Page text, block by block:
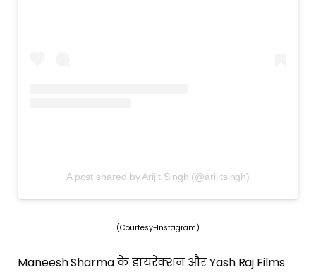
A post shared by Arijit Singh (@arijitsingh)
(Courtesy-Instagram)
Maneesh Sharma के डायरेक्शन और Yash Raj Films